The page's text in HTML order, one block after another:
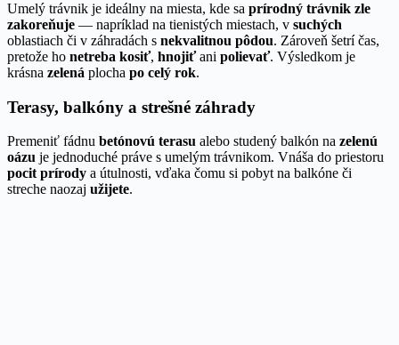
Umelý trávnik je ideálny na miesta, kde sa prírodný trávnik zle
zakoreňuje — napríklad na tienistých miestach, v suchých
oblastiach či v záhradách s nekvalitnou pôdou. Zároveň šetrí čas,
pretože ho netreba kosiť, hnojiťani polievať. Výsledkom je
krásna zelená plocha po celý rok.
Terasy, balkóny a strešné záhrady
Premeniť fádnu betónovú terasu alebo studený balkón na zelenú
oázu je jednoduché práve s umelým trávnikom. Vnáša do priestoru
pocit prírody a útulnosti, vďaka čomu si pobyt na balkóne či
streche naozaj užijete.